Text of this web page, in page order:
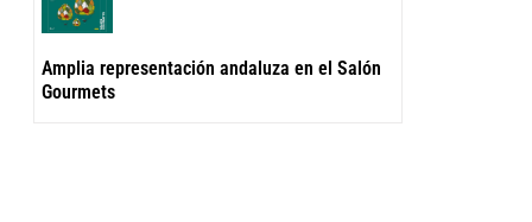
Amplia representación andaluza en el Salón
Gourmets